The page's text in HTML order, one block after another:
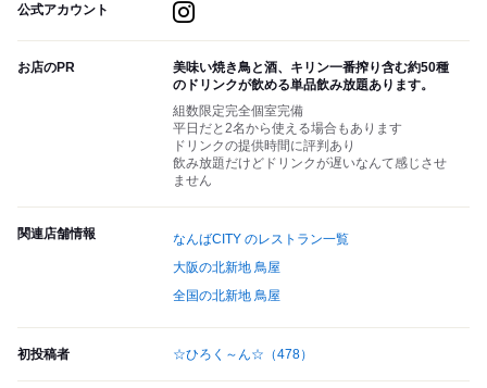
公式アカウント
お店のPR
美味い焼き鳥と酒、キリン一番搾り含む約50種
のドリンクが飲める単品飲み放題あります。
組数限定完全個室完備
平日だと2名から使える場合もあります
ドリンクの提供時間に評判あり
飲み放題だけどドリンクが遅いなんて感じさせ
ません
関連店舗情報
なんばCITY のレストラン一覧
大阪の北新地 鳥屋
全国の北新地 鳥屋
初投稿者 ☆ひろく～ん☆ （478）